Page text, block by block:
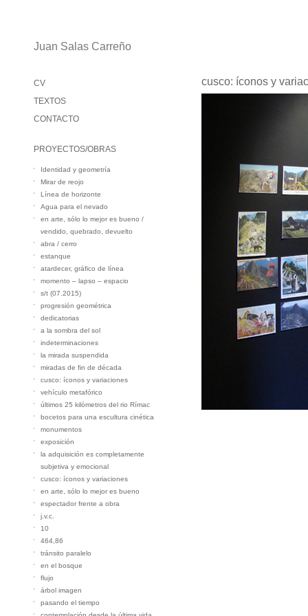
Juan Salas Carreño
CV
TEXTOS
CONTACTO
PROYECTOS/OBRAS
Identidad y geometría
Mirar de reojo
Línea de horizonte
Agua para el nevado
en arte, sólo lo mejor es bueno /
vendido, quebrado, devuelto
abra / cerro
estanque
atardecer, gráfico de línea
momento – lapso – espacio
s/t (07.2015)
progresión geométrica
dedicatorias
a la sombra del sol
indeterminaciones
la mirada suspendida
miradas de fin de década
cusco: íconos y variaciones
vehículo metafórico
últimos 25 kilómetros del rio Rímac
bocetos para una escultura cinética
monumentos
exposición
la adquisición es completamente
subjetiva y emocional
cusco: íconos y variaciones
en arte, sólo lo mejor es bueno
espectador frente a obra
j.v.c.
10
464,86
tránsito paralelo
en el bosque
flujo
árbol imagen
pasando el tiempo
cusco: íconos y